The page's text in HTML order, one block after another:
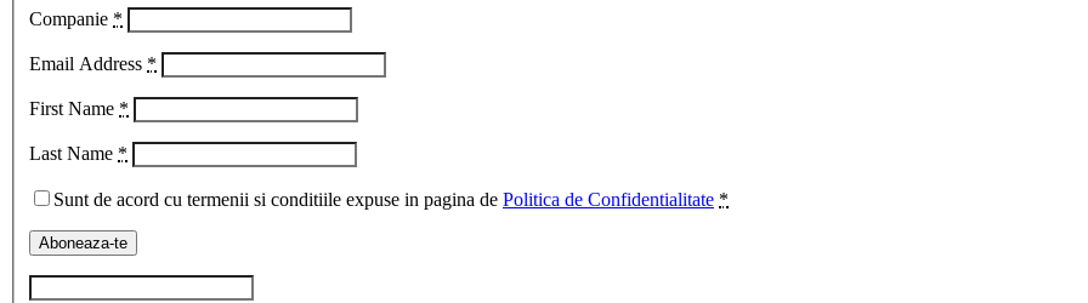
Companie *
Email Address *
First Name *
Last Name *
Sunt de acord cu termenii si conditiile expuse in pagina de Politica de Confidentialitate *